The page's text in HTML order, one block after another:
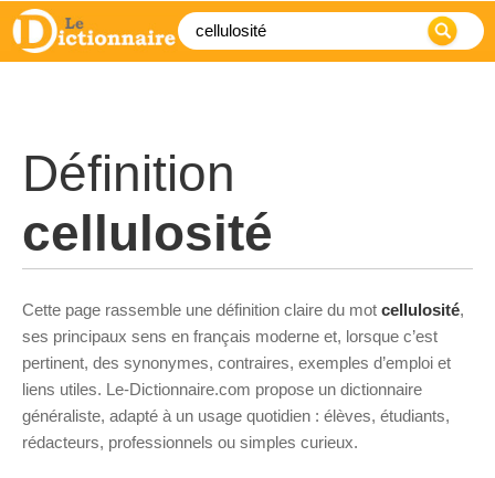
Définition
cellulosité
Cette page rassemble une définition claire du mot cellulosité,
ses principaux sens en français moderne et, lorsque c’est
pertinent, des synonymes, contraires, exemples d’emploi et
liens utiles. Le-Dictionnaire.com propose un dictionnaire
généraliste, adapté à un usage quotidien : élèves, étudiants,
rédacteurs, professionnels ou simples curieux.